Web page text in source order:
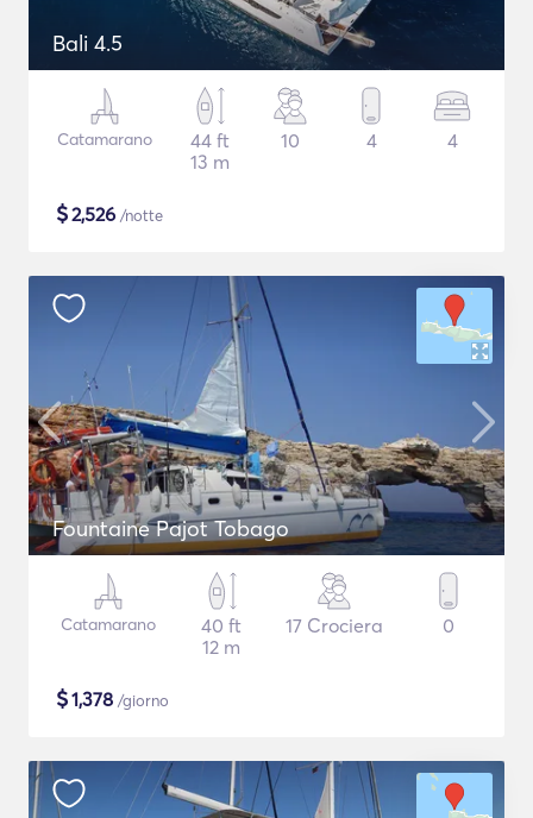
Bali 4.5
Catamarano
44 ft
13 m
10 4 4
$2,526 /notte
Fountaine Pajot Tobago
Catamarano
40 ft
12 m
17 Crociera 0
$1,378 /giorno